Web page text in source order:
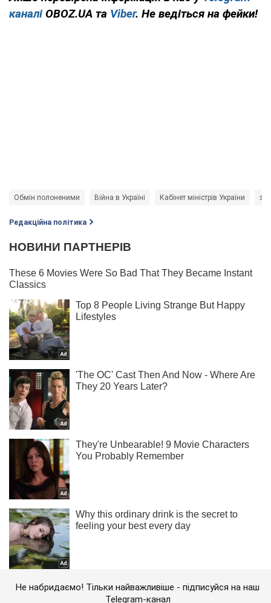
каналі OBOZ.UA та Viber. Не ведіться на фейки!
Обмін полоненими Війна в Україні Кабінет міністрів України
Редакційна політика
Не набридаємо! Тільки найважливіше - підписуйся на наш
Telegram-канал